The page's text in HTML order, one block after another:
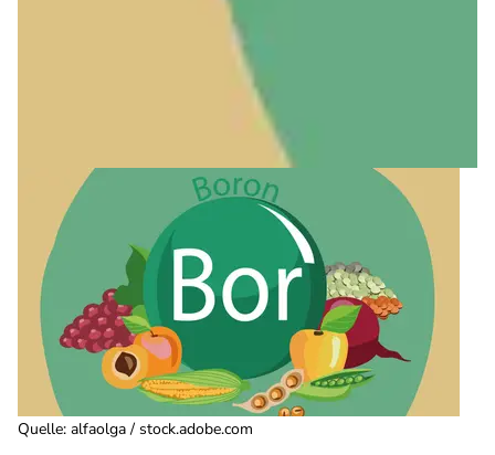
Quelle: alfaolga / stock.adobe.com